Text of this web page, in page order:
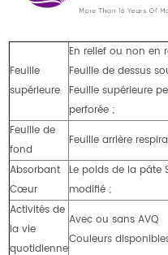
Feuille
supérieure
En relief ou non en
Feuille de dessus
Feuille supérieure
perforée ;
Feuille de
fond
Feuille arrière
Absorbant
Cœur
Le poids de la pâte
modifié ;
Activités de
la vie
quotidienne
Avec ou sans AVQ
Couleurs